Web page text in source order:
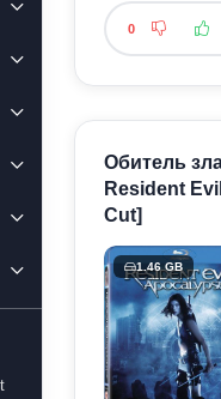
0
Обитель
Resident
Cut]
1.46 GB